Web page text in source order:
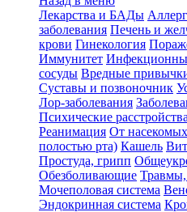
Лекарства и БАДы
заболевания Печень и
крови Гинекология
Иммунитет
сосуды Вредные
Суставы и позвоночник
Лор-заболевания
Психические расстройства
Реанимация От насекомых
полостью рта) Кашель
Простуда, грипп
Обезболивающие
Мочеполовая система
Эндокринная система